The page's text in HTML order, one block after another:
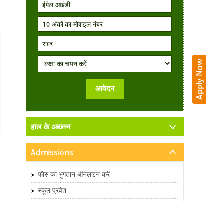
हाल के अद्यतन
Admissions
फीस का भुगतान ऑनलाइन करें
स्कूल प्रवेश
Apply Now